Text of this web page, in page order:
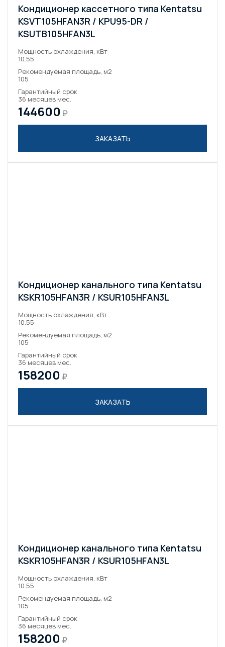
Кондиционер канального типа Kentatsu
KSKR105HFAN3R / KSUR105HFAN3L
Мощность охлаждения, кВт
10.55
Рекомендуемая площадь, м2
105
Гарантийный срок
36 месяцев мес.
158200 ₽
Кондиционер канального типа Kentatsu
KSKR105HFAN3R / KSUR105HFAN3L
Мощность охлаждения, кВт
10.55
Рекомендуемая площадь, м2
105
Гарантийный срок
36 месяцев мес.
158200 ₽
ЗАКАЗАТЬ
Кондиционер кассетного типа Kentatsu
KSVT105HFAN3R / KPU95-DR /
KSUTB105HFAN3L
Мощность охлаждения, кВт
10.55
Рекомендуемая площадь, м2
105
Гарантийный срок
36 месяцев мес.
144600 ₽
ЗАКАЗАТЬ